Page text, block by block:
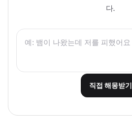
다.
직접 해몽받기